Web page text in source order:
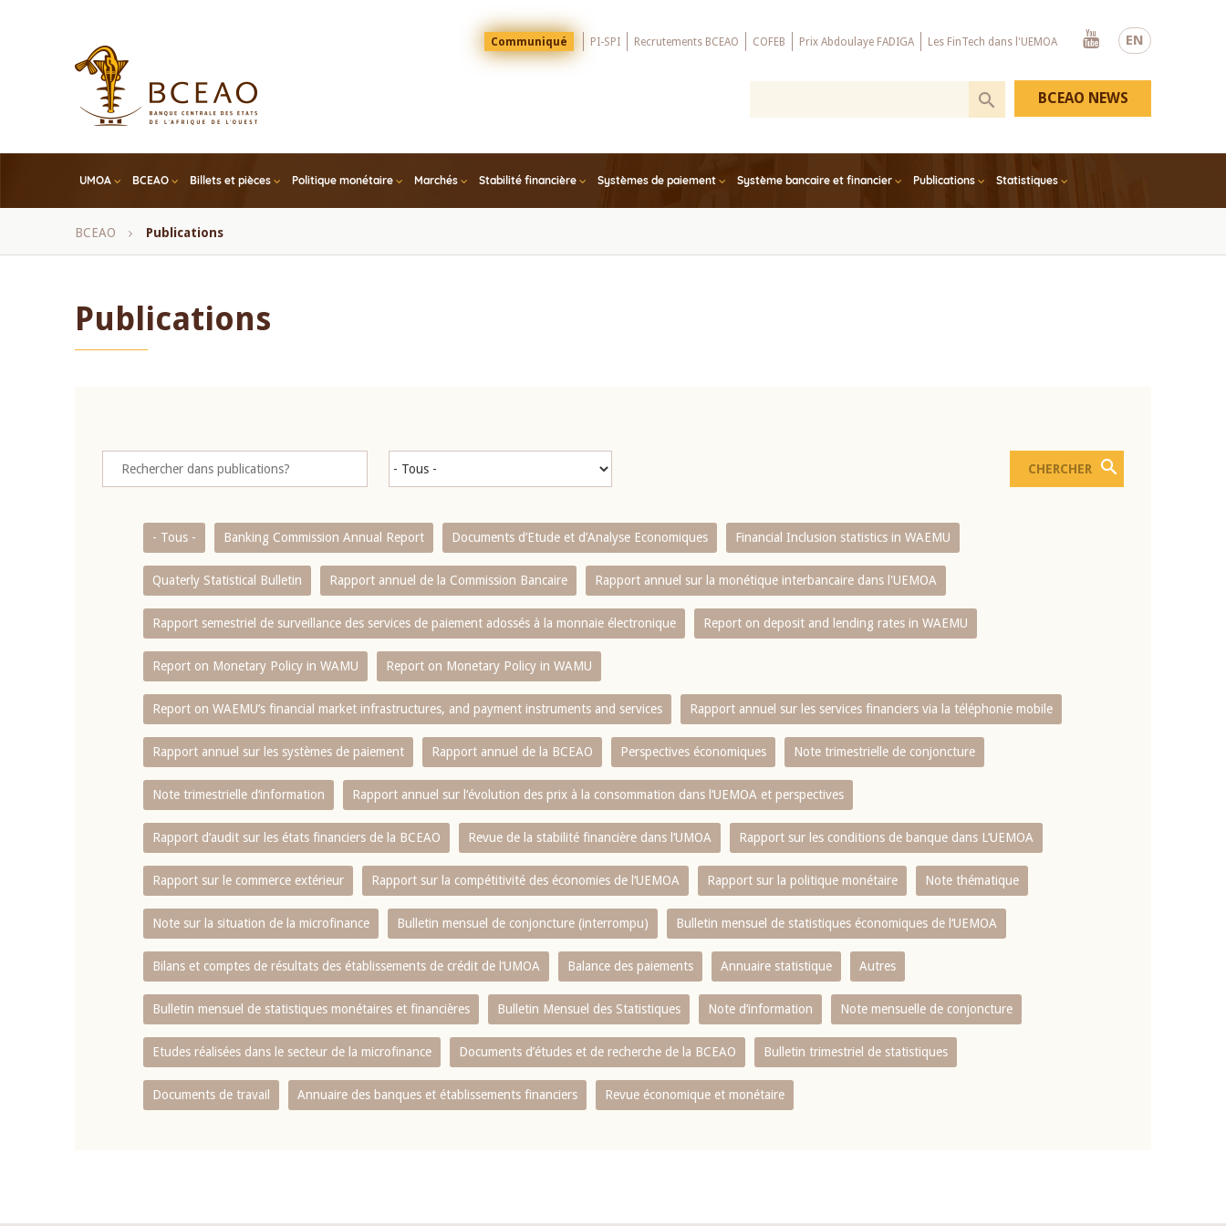
EN
Menu
Top
Communiqué PI-SPI Recrutements BCEAO COFEB Prix Abdoulaye FADIGA Les FinTech dans l'UEMOA
Youtube
UMOA BCEAO Billets et pièces Politique monétaire Marchés Stabilité financière Systèmes de paiement Système bancaire et financier Publications Statistiques
BCEAO NEWS
Fil
BCEAO Publications
Publications
- Tous - Banking Commission Annual Report Documents d’Etude et d’Analyse Economiques Financial Inclusion statistics in WAEMU
Quaterly Statistical Bulletin Rapport annuel de la Commission Bancaire Rapport annuel sur la monétique interbancaire dans l'UEMOA
Rapport semestriel de surveillance des services de paiement adossés à la monnaie électronique Report on deposit and lending rates in WAEMU
Report on Monetary Policy in WAMU Report on Monetary Policy in WAMU
Report on WAEMU’s financial market infrastructures, and payment instruments and services Rapport annuel sur les services financiers via la téléphonie mobile
Rapport annuel sur les systèmes de paiement Rapport annuel de la BCEAO Perspectives économiques Note trimestrielle de conjoncture
Note trimestrielle d‘information Rapport annuel sur l‘évolution des prix à la consommation dans l‘UEMOA et perspectives
Rapport d‘audit sur les états financiers de la BCEAO Revue de la stabilité financière dans l‘UMOA Rapport sur les conditions de banque dans L‘UEMOA
Rapport sur le commerce extérieur Rapport sur la compétitivité des économies de l‘UEMOA Rapport sur la politique monétaire Note thématique
Note sur la situation de la microfinance Bulletin mensuel de conjoncture (interrompu) Bulletin mensuel de statistiques économiques de l‘UEMOA
Bilans et comptes de résultats des établissements de crédit de l‘UMOA Balance des paiements Annuaire statistique Autres
Bulletin mensuel de statistiques monétaires et financières Bulletin Mensuel des Statistiques Note d’information Note mensuelle de conjoncture
Etudes réalisées dans le secteur de la microfinance Documents d’études et de recherche de la BCEAO Bulletin trimestriel de statistiques
Documents de travail Annuaire des banques et établissements financiers Revue économique et monétaire